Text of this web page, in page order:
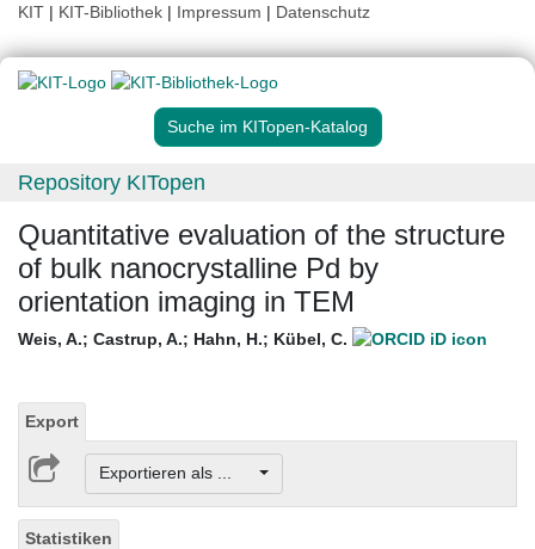
KIT | KIT-Bibliothek | Impressum | Datenschutz
Suche im KITopen-Katalog
Repository KITopen
Quantitative evaluation of the structure
of bulk nanocrystalline Pd by
orientation imaging in TEM
Weis, A.; Castrup, A.; Hahn, H.; Kübel, C.
Export
Exportieren als ...
Statistiken